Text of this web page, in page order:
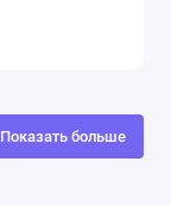
Показать больше